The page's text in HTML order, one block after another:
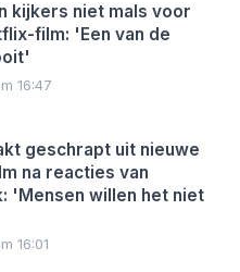
kijkers niet mals voor
film: 'Een van de
16:47
geschrapt uit nieuwe
na reacties van
'Mensen willen het niet
16:01